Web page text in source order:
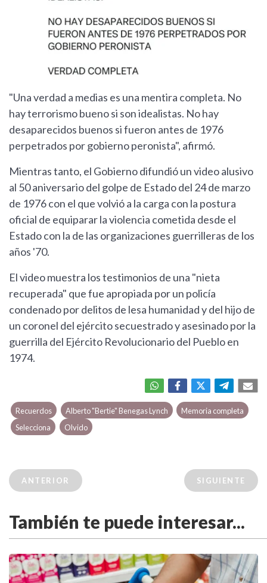
"Una verdad a medias es una mentira completa. No
hay terrorismo bueno si son idealistas. No hay
desaparecidos buenos si fueron antes de 1976
perpetrados por gobierno peronista", afirmó.
Mientras tanto, el Gobierno difundió un video alusivo
al 50 aniversario del golpe de Estado del 24 de marzo
de 1976 con el que volvió a la carga con la postura
oficial de equiparar la violencia cometida desde el
Estado con la de las organizaciones guerrilleras de los
años '70.
El video muestra los testimonios de una "nieta
recuperada" que fue apropiada por un policía
condenado por delitos de lesa humanidad y del hijo de
un coronel del ejército secuestrado y asesinado por la
guerrilla del Ejército Revolucionario del Pueblo en
1974.
Recuerdos Alberto "Bertie" Benegas Lynch
Memoria completa
Selecciona
Olvido
ANTERIOR SIGUIENTE
También te puede interesar...